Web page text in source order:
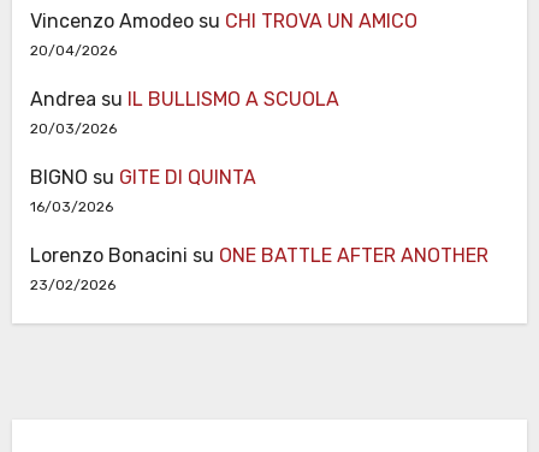
Vincenzo Amodeosu CHI TROVA UN AMICO
20/04/2026
Andrea su IL BULLISMO A SCUOLA
20/03/2026
BIGNO su GITE DI QUINTA
16/03/2026
Lorenzo Bonacini su ONE BATTLE AFTER ANOTHER
23/02/2026